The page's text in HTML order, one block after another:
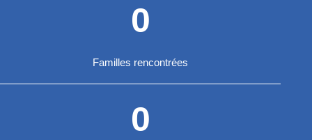
Familles rencontrées
0
0